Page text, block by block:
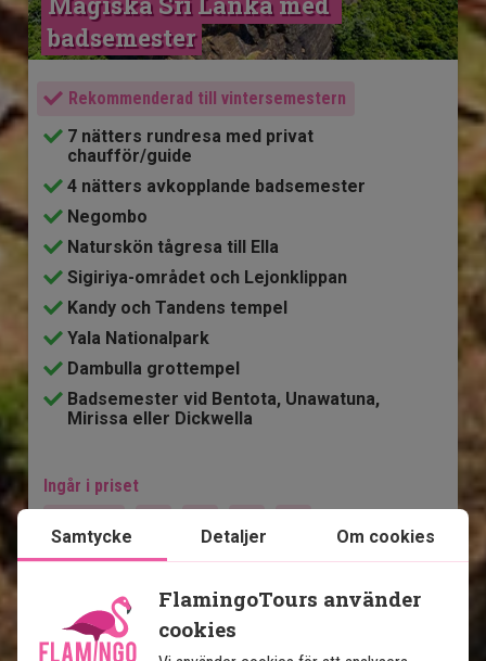
badsemester
Rekommenderad till vintersemestern
7 nätters rundresa med privat
chaufför/guide
4 nätters avkopplande badsemester
Negombo
Naturskön tågresa till Ella
Sigiriya-området och Lejonklippan
Kandy och Tandens tempel
Yala Nationalpark
Dambulla grottempel
Badsemester vid Bentota, Unawatuna,
Mirissa eller Dickwella
Ingår i priset
Samtycke Detaljer Om cookies
FlamingoTours använder
cookies